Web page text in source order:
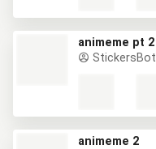
animeme pt 2
StickersBot
animeme 2